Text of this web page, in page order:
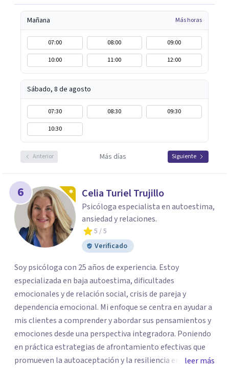
Mañana Más horas
07:00 08:00
09:00
10:00
11:00 12:00
Sábado, 8 de agosto
07:30 08:30
09:30
10:30
Anterior Más días Siguiente
6 Celia Turiel Trujillo
Psicóloga especialista en autoestima,
ansiedad y relaciones.
5 / 5
Verificado
Soy psicóloga con 25 años de experiencia. Estoy
especializada en baja autoestima, dificultades
emocionales y de relación social, crisis de pareja y
dependencia emocional. Mi enfoque se centra en ayudar a
mis clientes a comprender y abordar sus pensamientos y
emociones desde una perspectiva integradora. Poniendo
en práctica estrategias de afrontamiento efectivas que
promueven la autoaceptación y la resiliencia emocional.
leer más